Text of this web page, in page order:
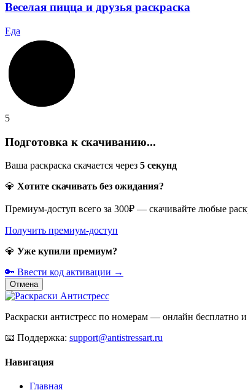
Веселая пицца и друзья раскраска
Еда
5
Подготовка к скачиванию...
Ваша раскраска скачается через 5 секунд
💎 Хотите скачивать без ожидания?
Премиум-доступ всего за 300₽ — скачивайте любые
Получить премиум-доступ
💎 Уже купили премиум?
🔑 Ввести код активации →
Отмена
Раскраски антистресс по номерам — онлайн бесплатно и
📧 Поддержка: support@antistressart.ru
Навигация
Главная